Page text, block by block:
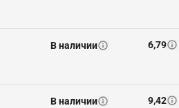
В наличии 6,79
В наличии 9,42